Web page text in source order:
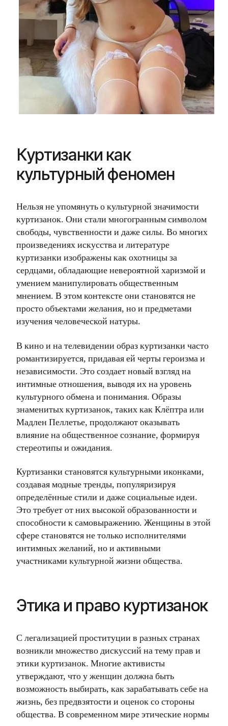
Куртизанки как
культурный феномен
Нельзя не упомянуть о культурной значимости
куртизанок. Они стали многогранным символом
свободы, чувственности и даже силы. Во многих
произведениях искусства и литературе
куртизанки изображены как охотницы за
сердцами, обладающие невероятной харизмой и
умением манипулировать общественным
мнением. В этом контексте они становятся не
просто объектами желания, но и предметами
изучения человеческой натуры.
В кино и на телевидении образ куртизанки часто
романтизируется, придавая ей черты героизма и
независимости. Это создает новый взгляд на
интимные отношения, выводя их на уровень
культурного обмена и понимания. Образы
знаменитых куртизанок, таких как Клёптра или
Мадлен Пеллетье, продолжают оказывать
влияние на общественное сознание, формируя
стереотипы и ожидания.
Куртизанки становятся культурными иконками,
создавая модные тренды, популяризируя
определённые стили и даже социальные идеи.
Это требует от них высокой образованности и
способности к самовыражению. Женщины в этой
сфере становятся не только исполнителями
интимных желаний, но и активными
участниками культурной жизни общества.
Этика и право куртизанок
С легализацией проституции в разных странах
возникли множество дискуссий на тему прав и
этики куртизанок. Многие активисты
утверждают, что у женщин должна быть
возможность выбирать, как зарабатывать себе на
жизнь, без предвзятости и оценок со стороны
общества. В современном мире этические нормы